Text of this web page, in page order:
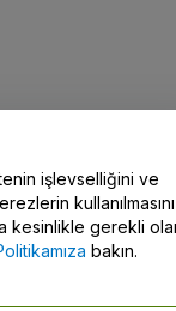
işlevselliğini ve
kullanılmasını
kesinlikle gerekli
bakın.